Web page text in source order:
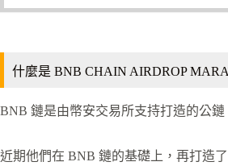
什麼是 BNB CHAIN AIRDROP
BNB 鏈是由幣安交易所支持打造的公鏈
近期他們在 BNB 鏈的基礎上，再打造